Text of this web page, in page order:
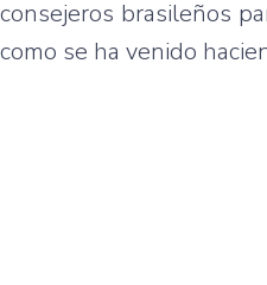
consejeros brasileños
como se ha venido